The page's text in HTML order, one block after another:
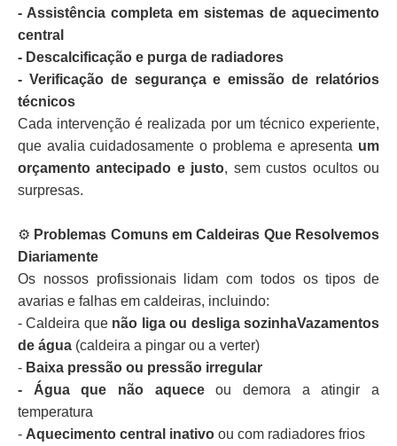
- Assistência completa em sistemas de aquecimento
central
- Descalcificação e purga de radiadores
- Verificação de segurança e emissão de relatórios
técnicos
Cada intervenção é realizada por um técnico experiente,
que avalia cuidadosamente o problema e apresenta um
orçamento antecipado e justo, sem custos ocultos ou
surpresas.
⚙️ Problemas Comuns em Caldeiras Que Resolvemos
Diariamente
Os nossos profissionais lidam com todos os tipos de
avarias e falhas em caldeiras, incluindo:
- Caldeira que não liga ou desliga sozinhaVazamentos
de água (caldeira a pingar ou a verter)
- Baixa pressão ou pressão irregular
- Água que não aqueceou demora a atingir a
temperatura
- Aquecimento central inativo ou com radiadores frios